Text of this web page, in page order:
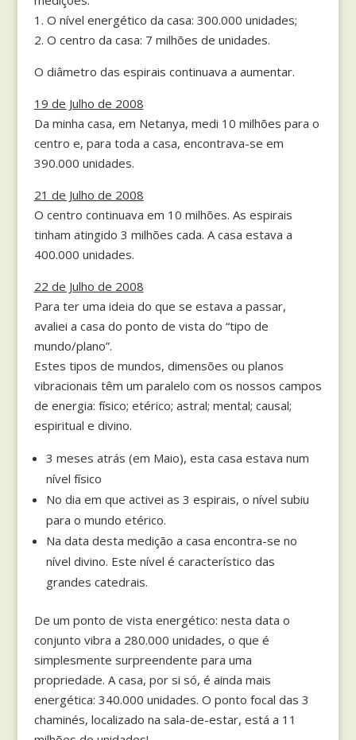
1. O nível energético da casa: 300.000 unidades;
2. O centro da casa: 7 milhões de unidades.
O diâmetro das espirais continuava a aumentar.
19 de Julho de 2008
Da minha casa, em Netanya, medi 10 milhões para o
centro e, para toda a casa, encontrava-se em
390.000 unidades.
21 de Julho de 2008
O centro continuava em 10 milhões. As espirais
tinham atingido 3 milhões cada. A casa estava a
400.000 unidades.
22 de Julho de 2008
Para ter uma ideia do que se estava a passar,
avaliei a casa do ponto de vista do “tipo de
mundo/plano”.
Estes tipos de mundos, dimensões ou planos
vibracionais têm um paralelo com os nossos campos
de energia: físico; etérico; astral; mental; causal;
espiritual e divino.
3 meses atrás (em Maio), esta casa estava num
nível físico
No dia em que activei as 3 espirais, o nível subiu
para o mundo etérico.
Na data desta medição a casa encontra-se no
nível divino. Este nível é característico das
grandes catedrais.
De um ponto de vista energético: nesta data o
conjunto vibra a 280.000 unidades, o que é
simplesmente surpreendente para uma
propriedade. A casa, por si só, é ainda mais
energética: 340.000 unidades. O ponto focal das 3
chaminés, localizado na sala-de-estar, está a 11